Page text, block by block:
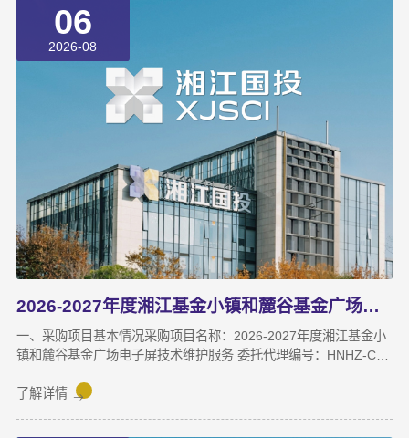
06
2026-08
2026-2027年度湘江基金小镇和麓谷基金广场电子屏技术维护服务成交结果公告
一、采购项目基本情况采购项目名称：2026-2027年度湘江基金小
镇和麓谷基金广场电子屏技术维护服务 委托代理编号：HNHZ-CS-
二、中标（成交）信息成交人名称：湖南山木信息技术有限公司地
了解详情